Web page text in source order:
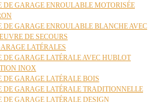
DE GARAGE ENROULABLE MOTORISÉE
DE GARAGE ENROULABLE BLANCHE AVEC
DE SECOURS
LATÉRALES
DE GARAGE LATÉRALE AVEC HUBLOT
INOX
DE GARAGE LATÉRALE BOIS
DE GARAGE LATÉRALE TRADITIONNELLE
DE GARAGE LATÉRALE DESIGN